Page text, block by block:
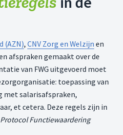
(AZN), CNV Zorg en Welzijn en
afspraken gemaakt over de
van FWG uitgevoerd moet
toepassing van
met salarisafspraken,
et cetera. Deze regels zijn in
Protocol Functiewaardering